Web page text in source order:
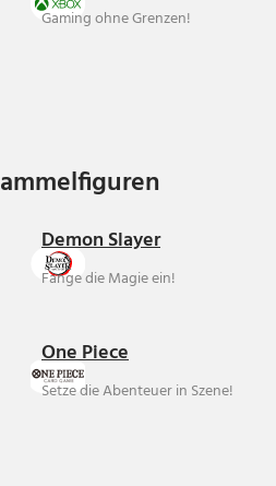
Gaming ohne Grenzen!
Demon Slayer
Fange die Magie ein!
One Piece
Setze die Abenteuer in Szene!